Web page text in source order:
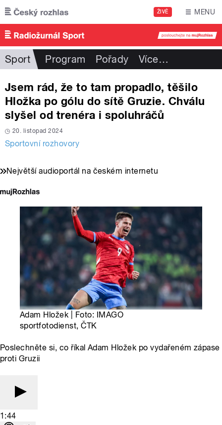
Přejít k hlavnímu obsahu
ŽIVĚ MENU
Sport Program Pořady Více…
Jsem rád, že to tam propadlo, těšilo
Hložka po gólu do sítě Gruzie. Chválu
slyšel od trenéra i spoluhráčů
20. listopad 2024
Sportovní rozhovory
Největší audioportál na českém internetu
Adam Hložek | Foto: IMAGO
sportfotodienst, ČTK
Poslechněte si, co říkal Adam Hložek po vydařeném zápase
proti Gruzii
1:44